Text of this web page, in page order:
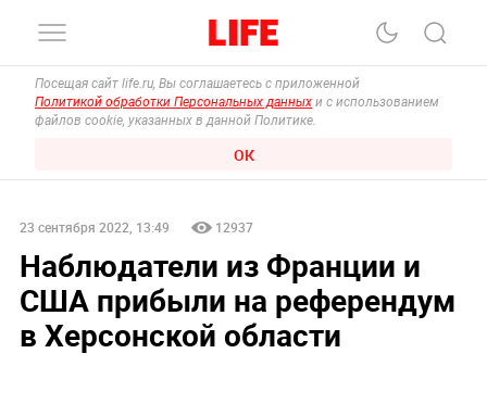
Посещая сайт life.ru, Вы соглашаетесь с приложенной
Политикой обработки Персональных данных и с использованием
файлов cookie, указанных в данной Политике.
ОК
23 сентября 2022, 13:49 12937
Наблюдатели из Франции и
США прибыли на референдум
в Херсонской области